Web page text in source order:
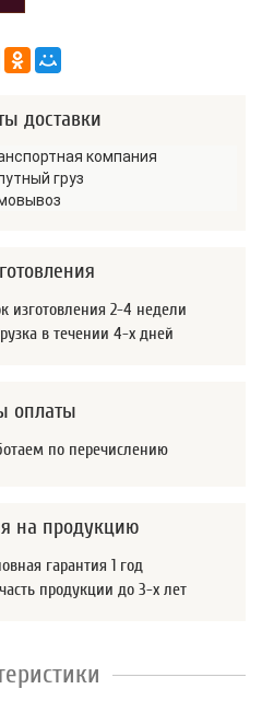
доставки
компания
груз
изготовления 2-4 недели
в течении 4-х дней
оплаты
по перечислению
на продукцию
гарантия 1 год
продукции до 3-х лет